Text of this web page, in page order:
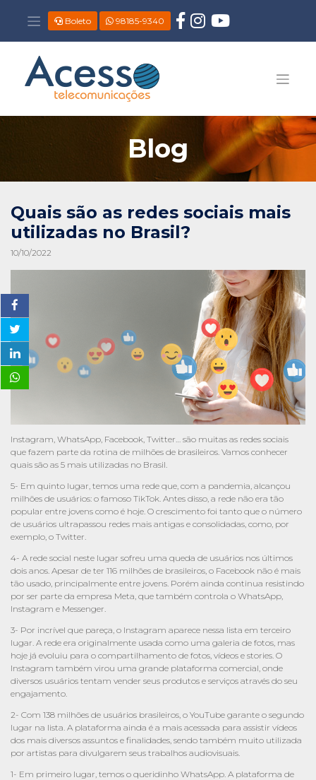
Boleto 98185-9340
Blog
Quais são as redes sociais mais
utilizadas no Brasil?
10/10/2022
Instagram, WhatsApp, Facebook, Twitter… são muitas as redes sociais
que fazem parte da rotina de milhões de brasileiros. Vamos conhecer
quais são as 5 mais utilizadas no Brasil.
5- Em quinto lugar, temos uma rede que, com a pandemia, alcançou
milhões de usuários: o famoso TikTok. Antes disso, a rede não era tão
popular entre jovens como é hoje. O crescimento foi tanto que o número
de usuários ultrapassou redes mais antigas e consolidadas, como, por
exemplo, o Twitter.
4- A rede social neste lugar sofreu uma queda de usuários nos últimos
dois anos. Apesar de ter 116 milhões de brasileiros, o Facebook não é mais
tão usado, principalmente entre jovens. Porém ainda continua resistindo
por ser parte da empresa Meta, que também controla o WhatsApp,
Instagram e Messenger.
3- Por incrível que pareça, o Instagram aparece nessa lista em terceiro
lugar. A rede era originalmente usada como uma galeria de fotos, mas
hoje já evoluiu para o compartilhamento de fotos, vídeos e stories. O
Instagram também virou uma grande plataforma comercial, onde
diversos usuários tentam vender seus produtos e serviços através do seu
engajamento.
2- Com 138 milhões de usuários brasileiros, o YouTube garante o segundo
lugar na lista. A plataforma ainda é a mais acessada para assistir vídeos
dos mais diversos assuntos e finalidades, sendo também muito utilizada
por artistas para divulgarem seus trabalhos audiovisuais.
1- Em primeiro lugar, temos o queridinho WhatsApp. A plataforma de